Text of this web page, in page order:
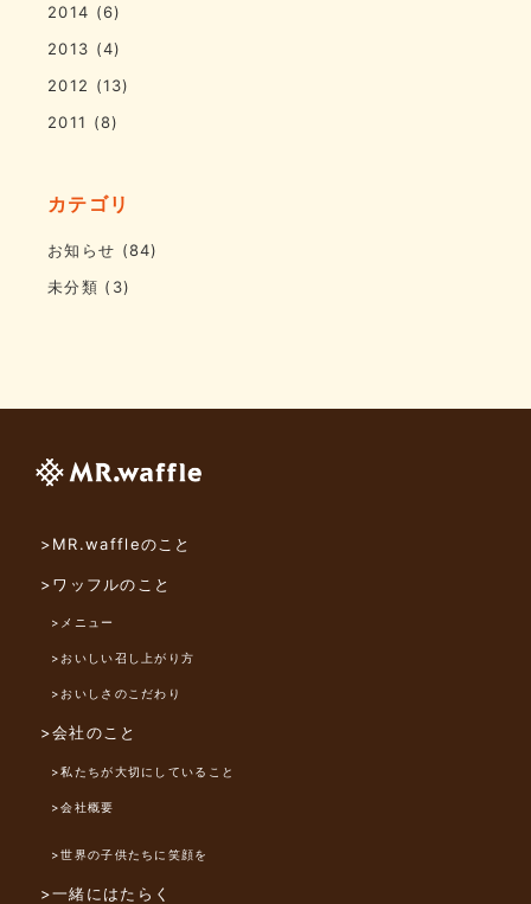
2014 (6)
2013 (4)
2012 (13)
2011 (8)
カテゴリ
お知らせ (84)
未分類 (3)
>MR.waffleのこと
>ワッフルのこと
>メニュー
>おいしい召し上がり方
>おいしさのこだわり
>会社のこと
>私たちが大切にしていること
>会社概要
>世界の子供たちに笑顔を
>一緒にはたらく